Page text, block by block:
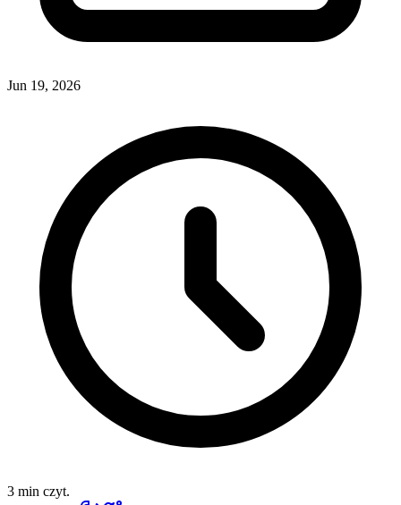
Jun 19, 2026
3 min czyt.